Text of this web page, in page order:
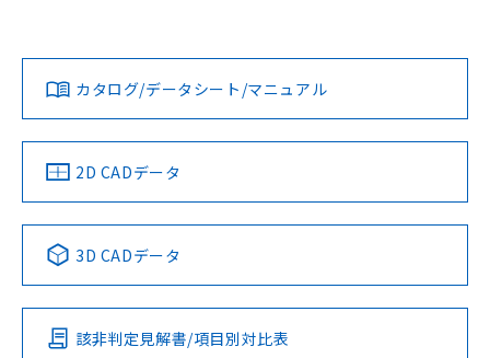
ダウンロードデータをご利用いただく前に、以下を必ずお読
みください。
ソフトウェアの使用条件
対応済み
中国 RoHS 注意事項・凡例
Pb Hg Cd Cr(VI)
O
LR型式承認
（イギリス
船舶規格）
DNV型式承認
（ノルウェー
BV型式承認
（フランス
KR型式
（韓国
No No No No
この製品の規格認証/適合状況ページへ
その他の認証はこちらのページからご検索ください
カタログ/データシート/マニュアル
2D CADデータ
3D CADデータ
該非判定見解書/項目別対比表